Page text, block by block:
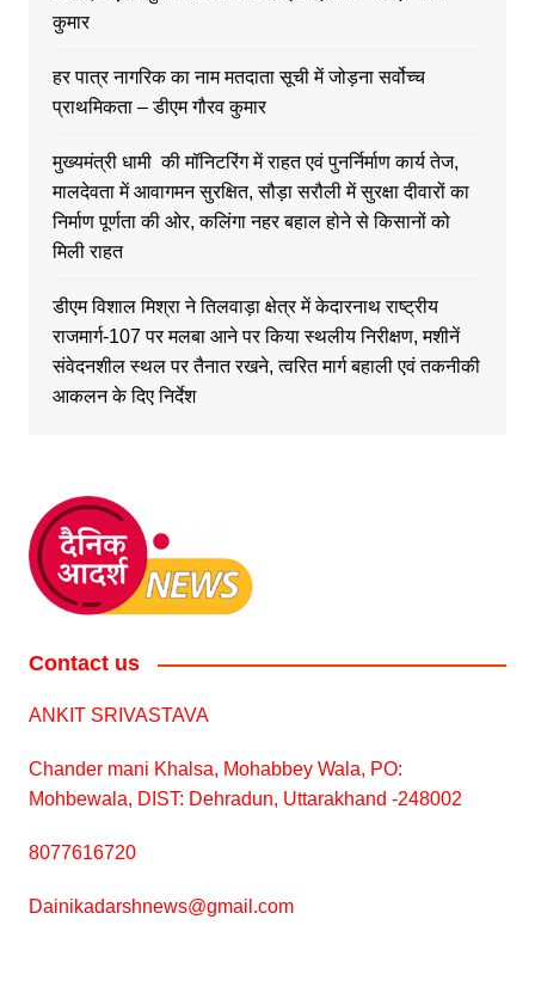
कुमार
हर पात्र नागरिक का नाम मतदाता सूची में जोड़ना सर्वोच्च
प्राथमिकता – डीएम गौरव कुमार
मुख्यमंत्री धामी की मॉनिटरिंग में राहत एवं पुनर्निर्माण कार्य तेज,
मालदेवता में आवागमन सुरक्षित, सौड़ा सरौली में सुरक्षा दीवारों का
निर्माण पूर्णता की ओर, कलिंगा नहर बहाल होने से किसानों को
मिली राहत
डीएम विशाल मिश्रा ने तिलवाड़ा क्षेत्र में केदारनाथ राष्ट्रीय
राजमार्ग-107 पर मलबा आने पर किया स्थलीय निरीक्षण, मशीनें
संवेदनशील स्थल पर तैनात रखने, त्वरित मार्ग बहाली एवं तकनीकी
आकलन के दिए निर्देश
Contact us
ANKIT SRIVASTAVA
Chander mani Khalsa, Mohabbey Wala, PO:
Mohbewala, DIST: Dehradun, Uttarakhand -248002
8077616720
Dainikadarshnews@gmail.com